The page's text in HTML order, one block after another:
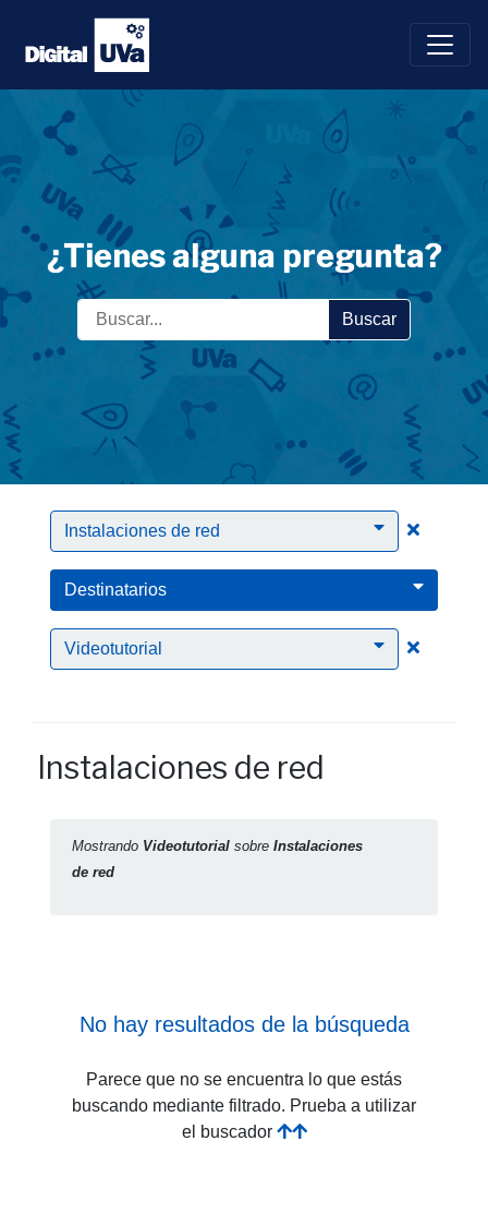
Saltar
contenido
¿Tienes alguna pregunta?
Buscar
Instalaciones de red Clic
Destinatarios
Videotutorial Clic
Instalaciones de red
Mostrando Videotutorial sobre Instalaciones
de red
No hay resultados de la búsqueda
Parece que no se encuentra lo que estás
buscando mediante filtrado. Prueba a utilizar
el buscador